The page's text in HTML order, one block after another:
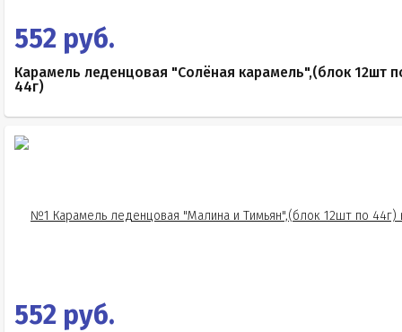
552 руб.
Карамель леденцовая "Солёная карамель",(блок 12шт
44г)
552 руб.